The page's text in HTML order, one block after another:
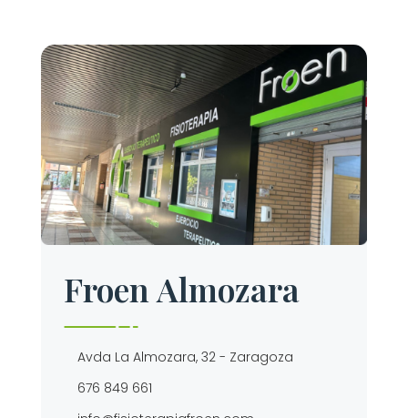
Froen Almozara
Avda La Almozara, 32 - Zaragoza
676 849 661